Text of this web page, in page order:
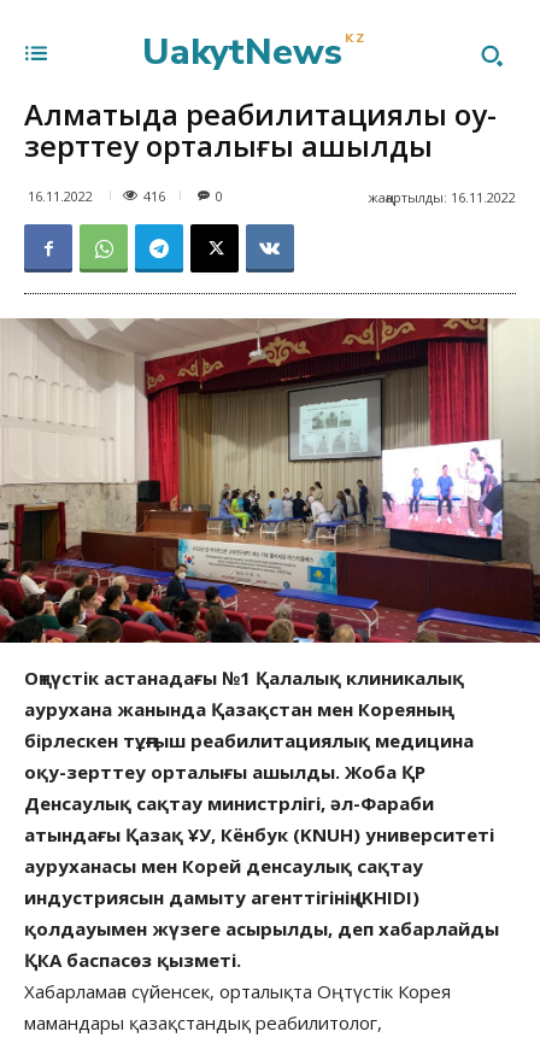
UakytNews KZ
Алматыда реабилитациялық оқу-
зерттеу орталығы ашылды
16.11.2022 416 жаңартылды: 16.11.2022
0
Оңтүстік астанадағы №1 Қалалық клиникалық
аурухана жанында Қазақстан мен Кореяның
бірлескен тұңғыш реабилитациялық медицина
оқу-зерттеу орталығы ашылды. Жоба ҚР
Денсаулық сақтау министрлігі, әл-Фараби
атындағы Қазақ ҰУ, Кёнбук (KNUH) университеті
ауруханасы мен Корей денсаулық сақтау
индустриясын дамыту агенттігінің (KHIDI)
қолдауымен жүзеге асырылды, деп хабарлайды
ҚКА баспасөз қызметі.
Хабарламаға сүйенсек, орталықта Оңтүстік Корея
мамандары қазақстандық реабилитолог,